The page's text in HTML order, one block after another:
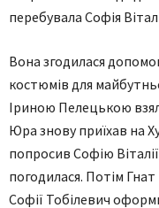
перебувала Софія
Вона згодилася
костюмів для
Іриною Пелецькою
Юра знову приїхав на
попросив Софію
погодилася. Потім
Софії Тобілевич